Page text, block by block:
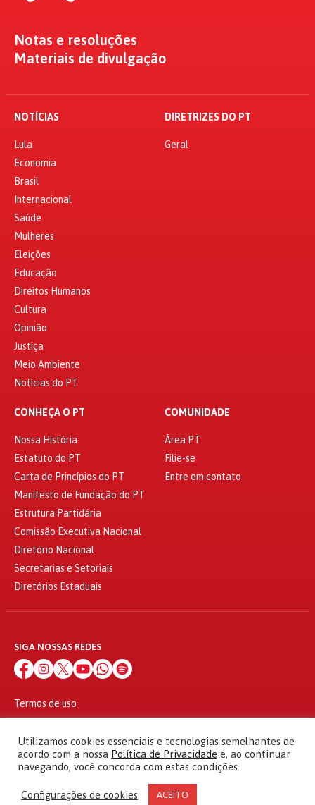
Notas e resoluções
Materiais de divulgação
NOTÍCIAS
Lula
Economia
Brasil
Internacional
Saúde
Mulheres
Eleições
Educação
Direitos Humanos
Cultura
Opinião
Justiça
Meio Ambiente
Notícias do PT
DIRETRIZES DO PT
Geral
CONHEÇA O PT
Nossa História
Estatuto do PT
Carta de Princípios do PT
Manifesto de Fundação do PT
Estrutura Partidária
Comissão Executiva Nacional
Diretório Nacional
Secretarias e Setoriais
Diretórios Estaduais
COMUNIDADE
Área PT
Filie-se
Entre em contato
SIGA NOSSAS REDES
Termos de uso
© 2010 - 2026
Partido dos Trabalhadores Todos os direitos reservados
Utilizamos cookies essenciais e tecnologias semelhantes de
acordo com a nossa Política de Privacidade e, ao continuar
navegando, você concorda com estas condições.
Configurações de cookies ACEITO